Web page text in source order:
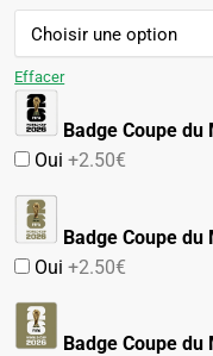
109.90€.
Effacer
Badge Coupe du
Oui+2.50€
Badge Coupe du
Oui+2.50€
Badge Coupe du